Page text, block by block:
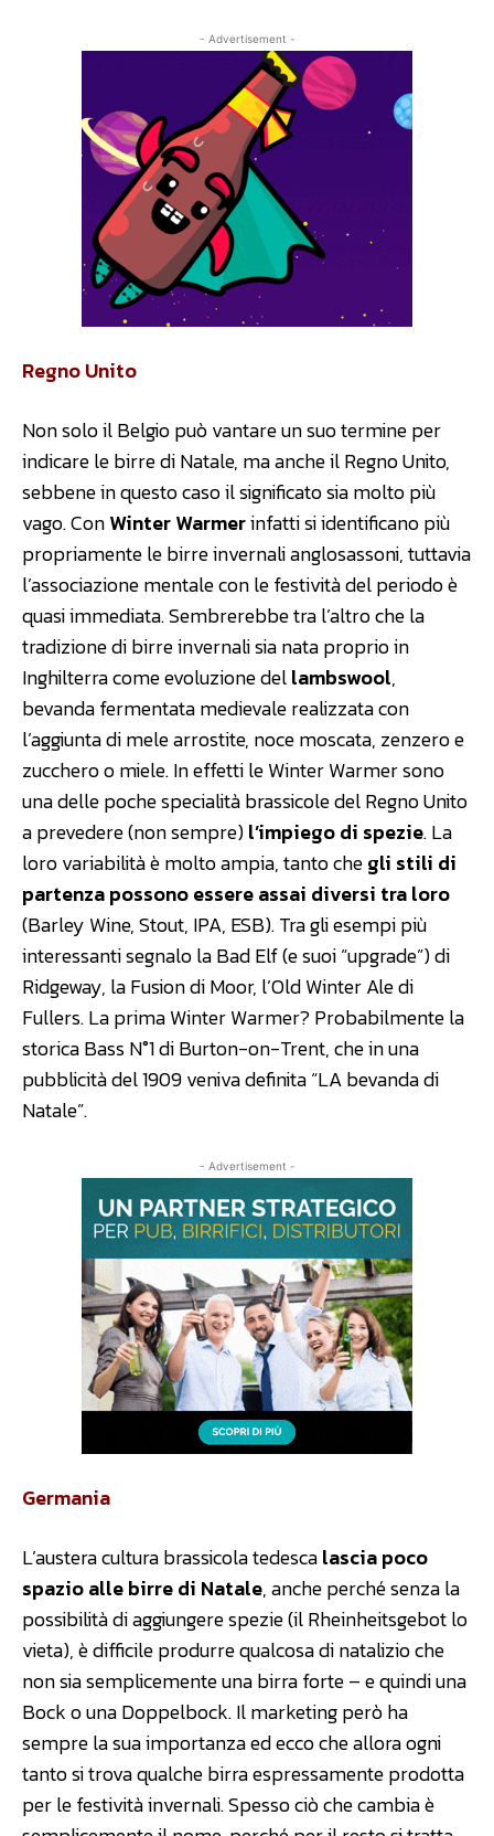
- Advertisement -
Regno Unito
Non solo il Belgio può vantare un suo termine per
indicare le birre di Natale, ma anche il Regno Unito,
sebbene in questo caso il significato sia molto più
vago. ConWinter Warmerinfatti si identificano più
propriamente le birre invernali anglosassoni, tuttavia
l’associazione mentale con le festività del periodo è
quasi immediata. Sembrerebbe tra l’altro che la
tradizione di birre invernali sia nata proprio in
Inghilterra come evoluzione dellambswool,
bevanda fermentata medievale realizzata con
l’aggiunta di mele arrostite, noce moscata, zenzero e
zucchero o miele. In effetti le Winter Warmer sono
una delle poche specialità brassicole del Regno Unito
a prevedere (non sempre)l’impiego di spezie. La
loro variabilità è molto ampia, tanto chegli stili di
partenza possono essere assai diversi tra loro
(Barley Wine, Stout, IPA, ESB). Tra gli esempi più
interessanti segnalo la Bad Elf (e suoi “upgrade”) di
Ridgeway, la Fusion di Moor, l’Old Winter Ale di
Fullers. La prima Winter Warmer? Probabilmente la
storica Bass N°1 di Burton-on-Trent, che in una
pubblicità del 1909 veniva definita “LA bevanda di
Natale”.
- Advertisement -
Germania
L’austera cultura brassicola tedescalascia poco
spazio alle birre di Natale, anche perché senza la
possibilità di aggiungere spezie (il Rheinheitsgebot lo
vieta), è difficile produrre qualcosa di natalizio che
non sia semplicemente una birra forte – e quindi una
Bock o una Doppelbock. Il marketing però ha
sempre la sua importanza ed ecco che allora ogni
tanto si trova qualche birra espressamente prodotta
per le festività invernali. Spesso ciò che cambia è